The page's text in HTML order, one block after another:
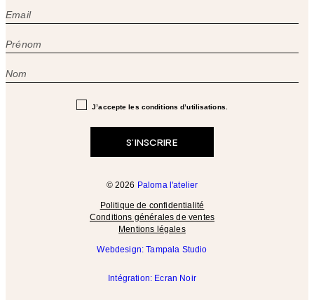
J’accepte les conditions d’utilisations.
© 2026 Paloma l'atelier
Politique de confidentialité
Conditions générales de ventes
Mentions légales
Webdesign: Tampala Studio
Intégration: Ecran Noir